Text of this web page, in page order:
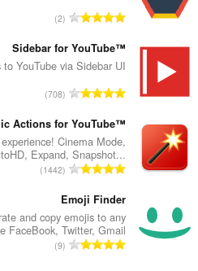
י
ג
י
ם
:
מ
פ
ר
י
ג
י
ם
:
2
Sidebar for YouTube™
to YouTube via Sidebar UI
מ
פ
ר
ד
י
ו
ג
י
ם
708
Actions for YouTube™
Cinema Mode,
Expand, Snapshot...
מ
פ
ר
ד
י
1442
Emoji Finder
and copy emojis to any
FaceBook, Twitter, Gmail
מ9